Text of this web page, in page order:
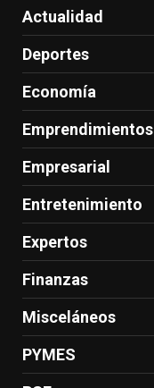
Actualidad
Deportes
Economía
Emprendimientos
Empresarial
Entretenimiento
Expertos
Finanzas
Misceláneos
PYMES